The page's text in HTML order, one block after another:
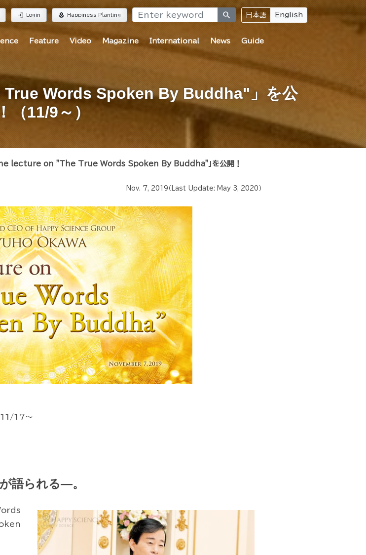
login Login local_florist Happiness Planting search 日本語 English
Feature Video Magazine International News Guide
Words Spoken By Buddha"」を公
（11/9～）
lecture on "The True Words Spoken By Buddha"」を公開！
Nov. 7, 2019 （Last Update: May 3, 2020 ）
11/17～
語られる―。